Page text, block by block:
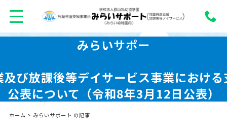
みらいサポー
び放課後等デイサービス事業におけ
公表について（令和8年3月12日公表）
ホーム > みらいサポート の記事